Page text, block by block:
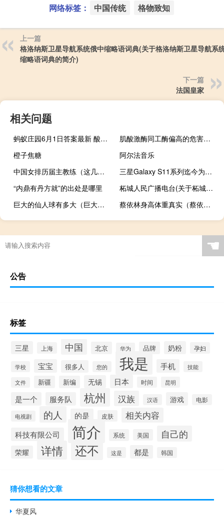
网络标签： 中国传统 格物致知
上一篇
格洛纳斯卫星导航系统俄中缩略语词典(关于格洛纳斯卫星导航系
缩略语词典的简介)
下一篇
法国皇家
相关问题
蚂蚁庄园6月1日答案最新 酸梅汤是所有人都适合喝吗
肌酸激酶同工酶偏高的危害性（肌酸激酶同工酶偏高的病因）
橙子焦糖
阿尔法音乐
中国女排历届主教练（这几位特别出名）
三星Galaxy S11系列迄今为止我们所知道的
“内鼎有丹方就”的出处是哪里
柘城人民广播电台(关于柘城人民广播电台的简介)
巨大的仙人球有多大（巨大的仙人球后面）
蔡依林身高体重真实（蔡依林身高体重多少）
☚
公告
标签
三星 上海 中国 北京 华为 品牌 奶粉 孕妇
学校 宝宝 很多人 您的 我是 手机 技能
文件 新疆 新编 无锡 日本 时间 昆明
是一个 服务队 杭州 汉族 汉语 游戏 电影
电视剧 的人 的是 皮肤 相关内容
科技有限公司 简介 系统 美国 自己的
荣耀 详情 还不 这是 都是 韩国
猜你想看的文章
华夏风